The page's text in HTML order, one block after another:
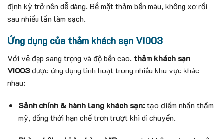
định kỳ trở nên dễ dàng. Bề mặt thảm bền màu, không xơ rối
sau nhiều lần làm sạch.
Ứng dụng của thảm khách sạn VI003
Với vẻ đẹp sang trọng và độ bền cao, thảm khách sạn
VI003được ứng dụng linh hoạt trong nhiều khu vực khác
nhau:
Sảnh chính & hành lang khách sạn:tạo điểm nhấn thẩm
mỹ, đồng thời hạn chế trơn trượt khi di chuyển.